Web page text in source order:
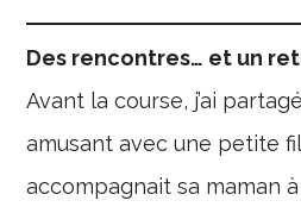
Des rencontres… et un
Avant la course, j’ai
amusant avec une petite
accompagnait sa maman à